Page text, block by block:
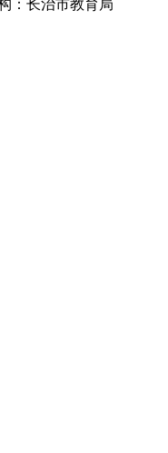
：长治市教育局